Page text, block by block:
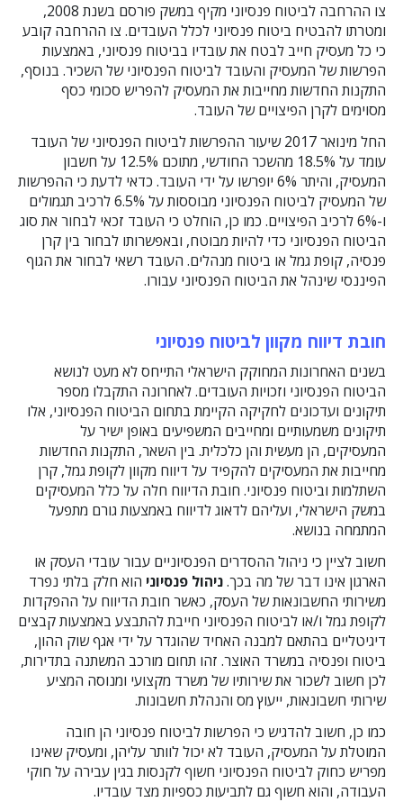
צו ההרחבה לביטוח פנסיוני מקיף במשק פורסם בשנת 2008,
ומטרתו להבטיח ביטוח פנסיוני לכלל העובדים. צו ההרחבה קובע
כי כל מעסיק חייב לבטח את עובדיו בביטוח פנסיוני, באמצעות
הפרשות של המעסיק והעובד לביטוח הפנסיוני של השכיר. בנוסף,
התקנות החדשות מחייבות את המעסיק להפריש סכומי כסף
מסוימים לקרן הפיצויים של העובד.
החל מינואר 2017 שיעור ההפרשות לביטוח הפנסיוני של העובד
עומד על 18.5% מהשכר החודשי, מתוכם 12.5% על חשבון
המעסיק, והיתר 6% יופרשו על ידי העובד. כדאי לדעת כי ההפרשות
של המעסיק לביטוח הפנסיוני מבוססות על 6.5% לרכיב תגמולים
ו-6% לרכיב הפיצויים. כמו כן, הוחלט כי העובד זכאי לבחור את סוג
הביטוח הפנסיוני כדי להיות מבוטח, ובאפשרותו לבחור בין קרן
פנסיה, קופת גמל או ביטוח מנהלים. העובד רשאי לבחור את הגוף
הפיננסי שינהל את הביטוח הפנסיוני עבורו.
חובת דיווח מקוון לביטוח פנסיוני
בשנים האחרונות המחוקק הישראלי התייחס לא מעט לנושא
הביטוח הפנסיוני וזכויות העובדים. לאחרונה התקבלו מספר
תיקונים ועדכונים לחקיקה הקיימת בתחום הביטוח הפנסיוני, אלו
תיקונים משמעותיים ומחייבים המשפיעים באופן ישיר על
המעסיקים, הן מעשית והן כלכלית. בין השאר, התקנות החדשות
מחייבות את המעסיקים להקפיד על דיווח מקוון לקופת גמל, קרן
השתלמות וביטוח פנסיוני. חובת הדיווח חלה על כלל המעסיקים
במשק הישראלי, ועליהם לדאוג לדיווח באמצעות גורם מתפעל
המתמחה בנושא.
חשוב לציין כי ניהול ההסדרים הפנסיוניים עבור עובדי העסק או
הארגון אינו דבר של מה בכך.ניהול פנסיוני הוא חלק בלתי נפרד
משירותי החשבונאות של העסק, כאשר חובת הדיווח על ההפקדות
לקופת גמל ו/או לביטוח הפנסיוני חייבת להתבצע באמצעות קבצים
דיגיטליים בהתאם למבנה האחיד שהוגדר על ידי אגף שוק ההון,
ביטוח ופנסיה במשרד האוצר. זהו תחום מורכב המשתנה בתדירות,
לכן חשוב לשכור את שירותיו של משרד מקצועי ומנוסה המציע
שירותי חשבונאות, ייעוץ מס והנהלת חשבונות.
כמו כן, חשוב להדגיש כי הפרשות לביטוח פנסיוני הן חובה
המוטלת על המעסיק, העובד לא יכול לוותר עליהן, ומעסיק שאינו
מפריש כחוק לביטוח הפנסיוני חשוף לקנסות בגין עבירה על חוקי
העבודה, והוא חשוף גם לתביעות כספיות מצד עובדיו.